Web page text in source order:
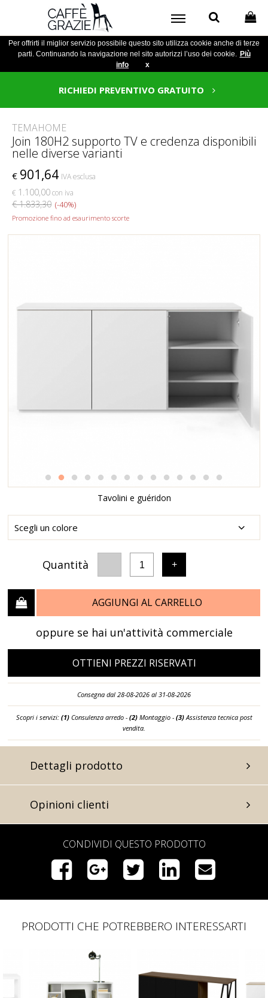
Per offrirti il miglior servizio possibile questo sito utilizza cookie anche di terze
parti. Continuando la navigazione nel sito autorizzi l’uso dei cookie. Più
info
x
RICHIEDI PREVENTIVO GRATUITO
TEMAHOME
Join 180H2 supporto TV e credenza disponibili
nelle diverse varianti
€ 901,64 IVA esclusa
€ 1.100,00con iva
€ 1.833,30 (-40%)
Promozione fino ad esaurimento scorte
Tavolini e guéridon
Quantità 1 +
AGGIUNGI AL CARRELLO
oppure se hai un'attività commerciale
OTTIENI PREZZI RISERVATI
Consegna dal 28-08-2026 al 31-08-2026
Scopri i servizi: (1)Consulenza arredo - (2)Montaggio - (3)Assistenza tecnica post
vendita.
Dettagli prodotto
Opinioni clienti
CONDIVIDI QUESTO PRODOTTO
PRODOTTI CHE POTREBBERO INTERESSARTI